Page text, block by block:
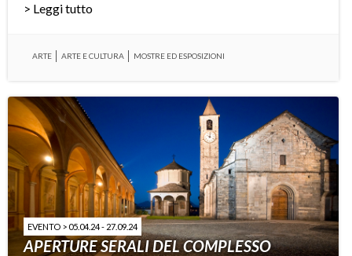
> Leggi tutto
ARTE ARTE E CULTURA MOSTRE ED ESPOSIZIONI
EVENTO > 05.04.24 - 27.09.24
APERTURE SERALI DEL COMPLESSO